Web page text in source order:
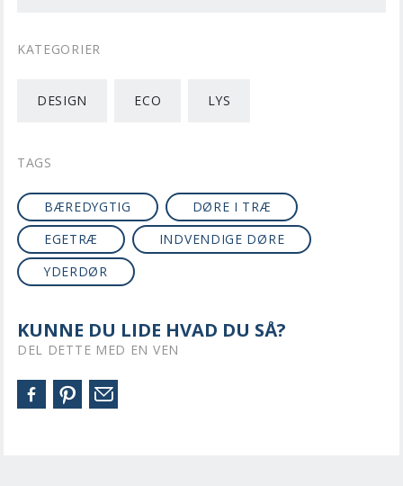
KATEGORIER
DESIGN ECO LYS
TAGS
BÆREDYGTIG
DØRE I TRÆ
EGETRÆ
INDVENDIGE DØRE
YDERDØR
KUNNE DU LIDE HVAD DU SÅ?
DEL DETTE MED EN VEN